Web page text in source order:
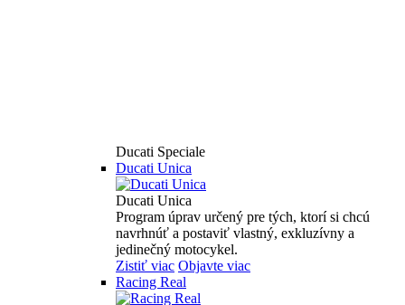
Ducati Speciale
Ducati Unica
Ducati Unica
Program úprav určený pre tých, ktorí si chcú
navrhnúť a postaviť vlastný, exkluzívny a
jedinečný motocykel.
Zistiť viac Objavte viac
Racing Real